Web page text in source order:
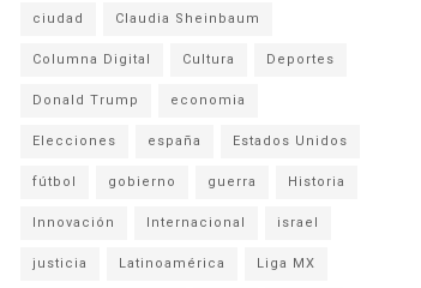
ciudad Claudia Sheinbaum
Columna Digital Cultura Deportes
Donald Trump economia
Elecciones españa Estados Unidos
fútbol gobierno guerra Historia
Innovación Internacional israel
justicia Latinoamérica Liga MX